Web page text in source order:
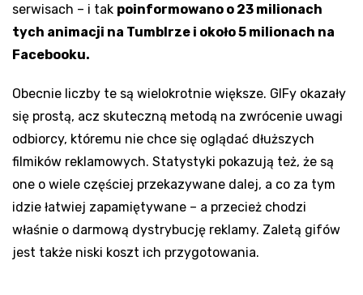
serwisach – i tak poinformowano o 23 milionach
tych animacji na Tumblrze i około 5 milionach na
Facebooku.
Obecnie liczby te są wielokrotnie większe. GIFy okazały
się prostą, acz skuteczną metodą na zwrócenie uwagi
odbiorcy, któremu nie chce się oglądać dłuższych
filmików reklamowych. Statystyki pokazują też, że są
one o wiele częściej przekazywane dalej, a co za tym
idzie łatwiej zapamiętywane – a przecież chodzi
właśnie o darmową dystrybucję reklamy. Zaletą gifów
jest także niski koszt ich przygotowania.